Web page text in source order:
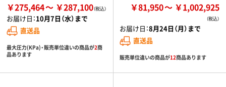
￥275,464 ￥287,100
お届け日：10月7日（水）まで
直送品
最大圧力(KPa)・販売単位違いの商品が2商
品あります
￥81,950 ￥1,002,925
お届け日：8月24日（月）まで
直送品
販売単位違いの商品が12商品あります